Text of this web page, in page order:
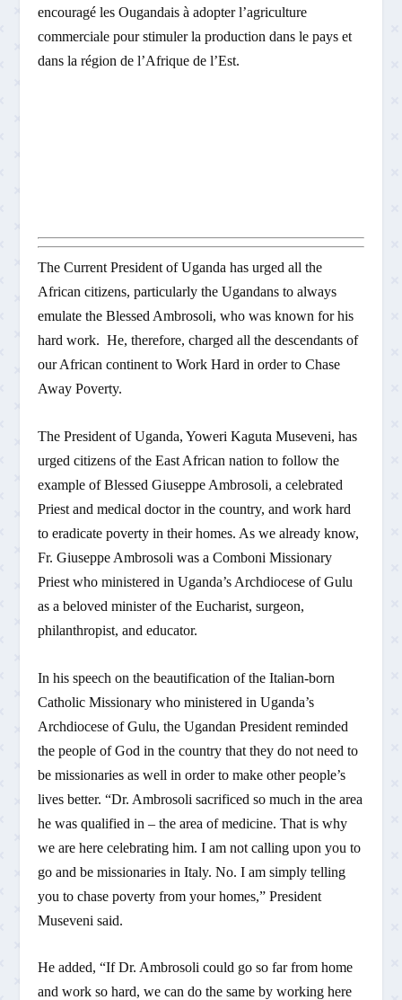
encouragé les Ougandais à adopter l’agriculture
commerciale pour stimuler la production dans le pays et
dans la région de l’Afrique de l’Est.
The Current President of Uganda has urged all the
African citizens, particularly the Ugandans to always
emulate the Blessed Ambrosoli, who was known for his
hard work. He, therefore, charged all the descendants of
our African continent to Work Hard in order to Chase
Away Poverty.
The President of Uganda, Yoweri Kaguta Museveni, has
urged citizens of the East African nation to follow the
example of Blessed Giuseppe Ambrosoli, a celebrated
Priest and medical doctor in the country, and work hard
to eradicate poverty in their homes. As we already know,
Fr. Giuseppe Ambrosoli was a Comboni Missionary
Priest who ministered in Uganda’s Archdiocese of Gulu
as a beloved minister of the Eucharist, surgeon,
philanthropist, and educator.
In his speech on the beautification of the Italian-born
Catholic Missionary who ministered in Uganda’s
Archdiocese of Gulu, the Ugandan President reminded
the people of God in the country that they do not need to
be missionaries as well in order to make other people’s
lives better. “Dr. Ambrosoli sacrificed so much in the area
he was qualified in – the area of medicine. That is why
we are here celebrating him. I am not calling upon you to
go and be missionaries in Italy. No. I am simply telling
you to chase poverty from your homes,” President
Museveni said.
He added, “If Dr. Ambrosoli could go so far from home
and work so hard, we can do the same by working here